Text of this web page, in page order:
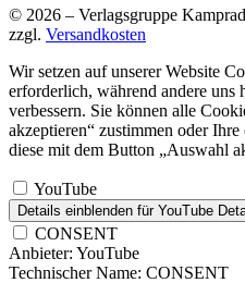
© 2026 – Verlagsgruppe
zzgl. Versandkosten
Wir setzen auf unserer Website
erforderlich, während andere uns
verbessern. Sie können alle
akzeptieren“ zustimmen oder
diese mit dem Button „Auswahl
YouTube
Details einblenden für YouTube
CONSENT
Anbieter: YouTube
Technischer Name: CONSENT